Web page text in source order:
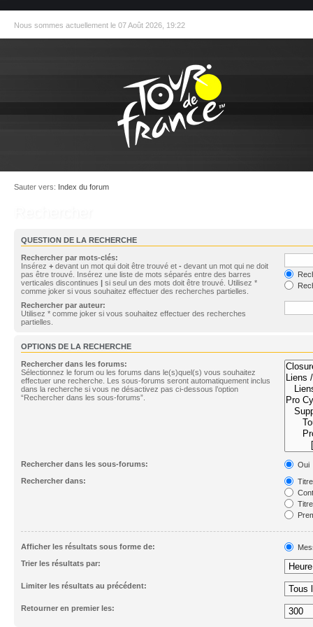
Nous sommes actuellement le 07 Août 2026, 19:22
Sauter vers: Index du forum
QUESTION DE LA RECHERCHE
Rechercher par mots-clés:
Insérez + devant un mot qui doit être trouvé et - devant un mot qui ne doit
pas être trouvé. Insérez une liste de mots séparés entre des barres
verticales discontinues | si seul un des mots doit être trouvé. Utilisez *
comme joker si vous souhaitez effectuer des recherches partielles.
Rechercher par auteur:
Utilisez * comme joker si vous souhaitez effectuer des recherches
partielles.
OPTIONS DE LA RECHERCHE
Rechercher dans les forums:
Sélectionnez le forum ou les forums dans le(s)quel(s) vous souhaitez
effectuer une recherche. Les sous-forums seront automatiquement inclus
dans la recherche si vous ne désactivez pas ci-dessous l’option
“Rechercher dans les sous-forums”.
Rechercher dans les sous-forums:
Oui
Rechercher dans:
Afficher les résultats sous forme de:
Trier les résultats par:
Limiter les résultats au précédent:
Retourner en premier les: